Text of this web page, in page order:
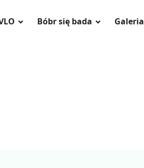
Bóbr się bada Galeria